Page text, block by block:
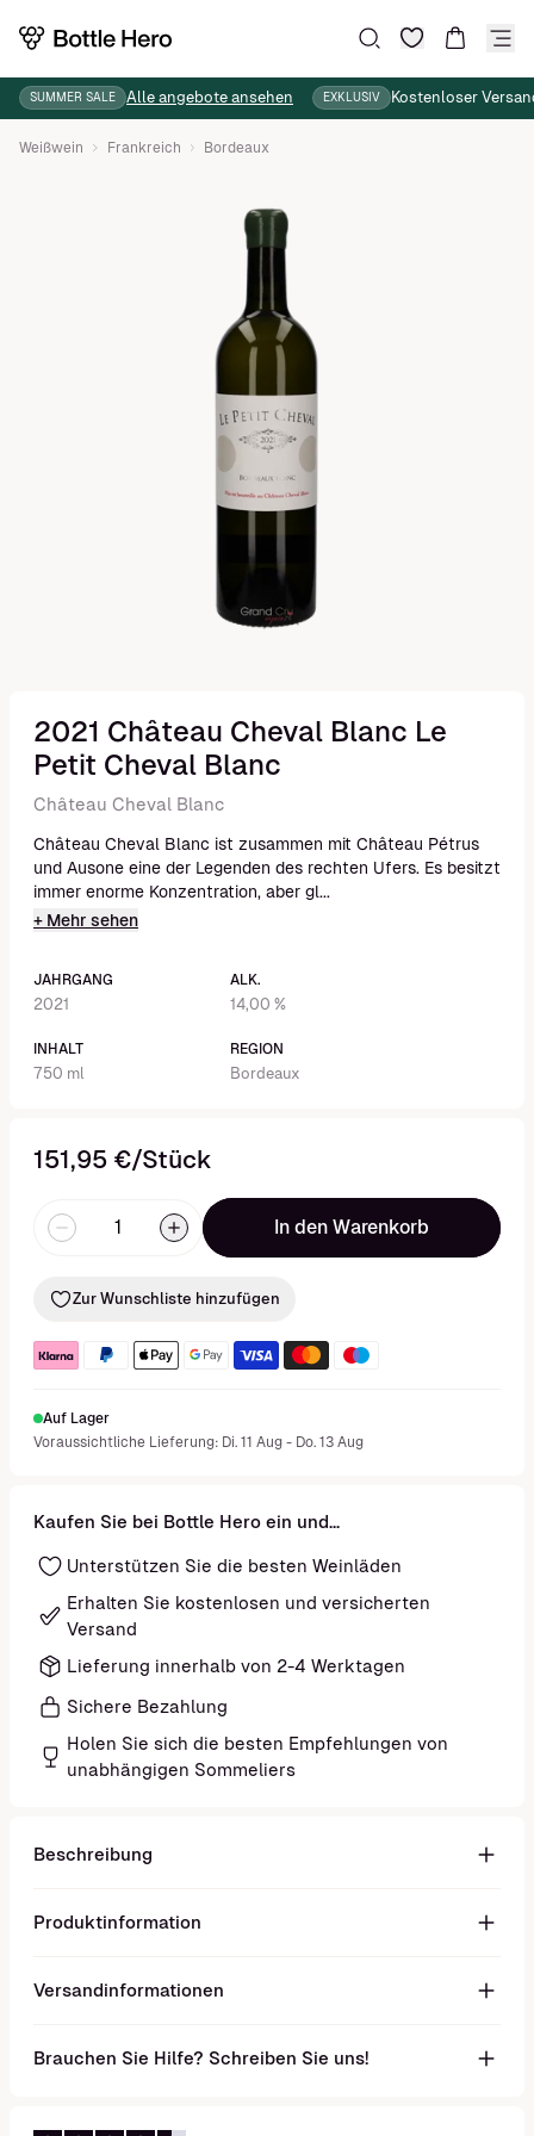
SUMMER SALE Alle angebote ansehen EXKLUSIV Kostenloser
Weißwein Frankreich Bordeaux
2021 Château Cheval Blanc Le
Petit Cheval Blanc
Château Cheval Blanc
Château Cheval Blanc ist zusammen mit Château Pétrus
und Ausone eine der Legenden des rechten Ufers. Es besitzt
immer enorme Konzentration, aber gl...
+ Mehr sehen
JAHRGANG
2021
ALK.
14,00 %
INHALT
750 ml
REGION
Bordeaux
151,95 €/Stück
In den Warenkorb
Zur Wunschliste hinzufügen
Auf Lager
Voraussichtliche Lieferung: Di. 11 Aug - Do. 13 Aug
Kaufen Sie bei Bottle Hero ein und...
Unterstützen Sie die besten Weinläden
Erhalten Sie kostenlosen und versicherten
Versand
Lieferung innerhalb von 2-4 Werktagen
Sichere Bezahlung
Holen Sie sich die besten Empfehlungen von
unabhängigen Sommeliers
Beschreibung
Produktinformation
Versandinformationen
Brauchen Sie Hilfe? Schreiben Sie uns!